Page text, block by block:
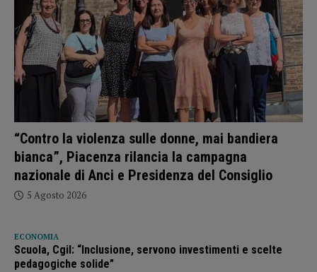
“Contro la violenza sulle donne, mai bandiera
bianca”, Piacenza rilancia la campagna
nazionale di Anci e Presidenza del Consiglio
5 Agosto 2026
ECONOMIA
Scuola, Cgil: “Inclusione, servono investimenti e scelte
pedagogiche solide”